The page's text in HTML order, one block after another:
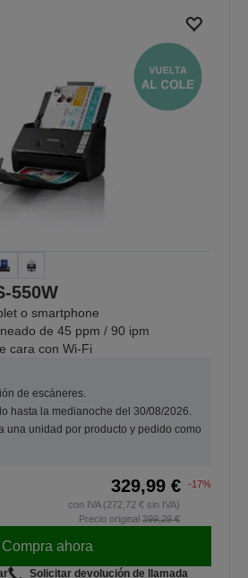
550W
o smartphone
de 45 ppm / 90 ipm
cara con Wi-Fi
de escáneres.
hasta la medianoche del 30/08/2026.
una unidad por producto y pedido como
329,99 €
-17%
con IVA (272,72 € sin IVA)
Precio original 399,29 €
Compra ahora
Solicitar devolución de llamada